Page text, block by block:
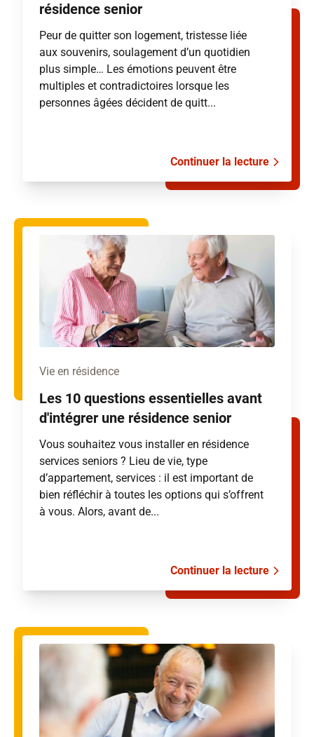
résidence senior
Peur de quitter son logement, tristesse liée
aux souvenirs, soulagement d’un quotidien
plus simple… Les émotions peuvent être
multiples et contradictoires lorsque les
personnes âgées décident de quitt...
Continuer la lecture
Vie en résidence
Les 10 questions essentielles avant
d'intégrer une résidence senior
Vous souhaitez vous installer en résidence
services seniors ? Lieu de vie, type
d’appartement, services : il est important de
bien réfléchir à toutes les options qui s’offrent
à vous. Alors, avant de...
Continuer la lecture